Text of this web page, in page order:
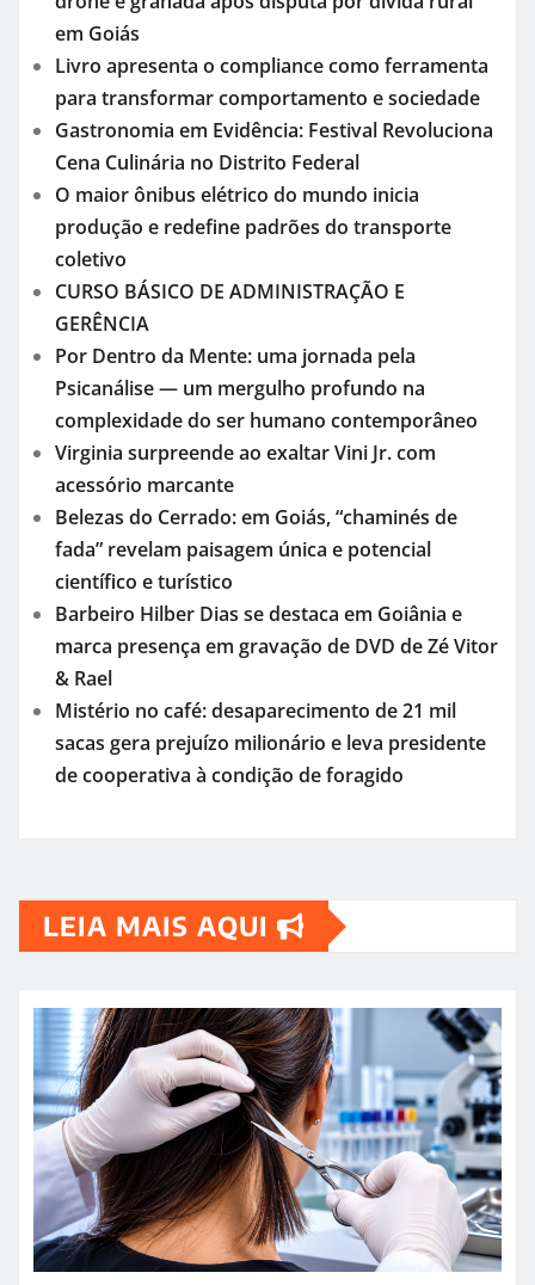
em Goiás
Livro apresenta o compliance como ferramenta
para transformar comportamento e sociedade
Gastronomia em Evidência: Festival Revoluciona
Cena Culinária no Distrito Federal
O maior ônibus elétrico do mundo inicia
produção e redefine padrões do transporte
coletivo
CURSO BÁSICO DE ADMINISTRAÇÃO E
GERÊNCIA
Por Dentro da Mente: uma jornada pela
Psicanálise — um mergulho profundo na
complexidade do ser humano contemporâneo
Virginia surpreende ao exaltar Vini Jr. com
acessório marcante
Belezas do Cerrado: em Goiás, “chaminés de
fada” revelam paisagem única e potencial
científico e turístico
Barbeiro Hilber Dias se destaca em Goiânia e
marca presença em gravação de DVD de Zé Vitor
& Rael
Mistério no café: desaparecimento de 21 mil
sacas gera prejuízo milionário e leva presidente
de cooperativa à condição de foragido
LEIA MAIS AQUI